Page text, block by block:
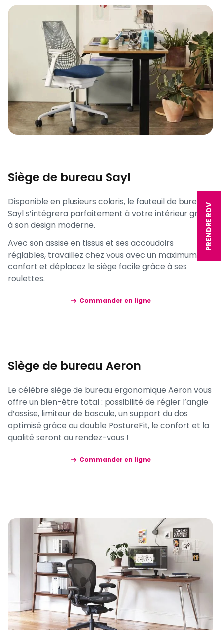
Siège de bureau Sayl
Disponible en plusieurs coloris, le fauteuil de bureau
Sayl s’intégrera parfaitement à votre intérieur grâce
à son design moderne.
Avec son assise en tissus et ses accoudoirs
réglables, travaillez chez vous avec un maximum de
confort et déplacez le siège facile grâce à ses
roulettes.
Commander en ligne
Siège de bureau Aeron
Le célèbre siège de bureau ergonomique Aeron vous
offre un bien-être total : possibilité de régler l’angle
d’assise, limiteur de bascule, un support du dos
optimisé grâce au double PostureFit, le confort et la
qualité seront au rendez-vous !
Commander en ligne
PRENDRE RDV